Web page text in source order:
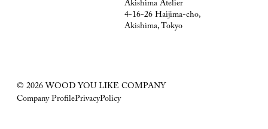
Akishima Atelier
4-16-26 Haijima-cho,
Akishima, Tokyo
© 2026 WOOD YOU LIKE COMPANY
Company ProfilePrivacyPolicy